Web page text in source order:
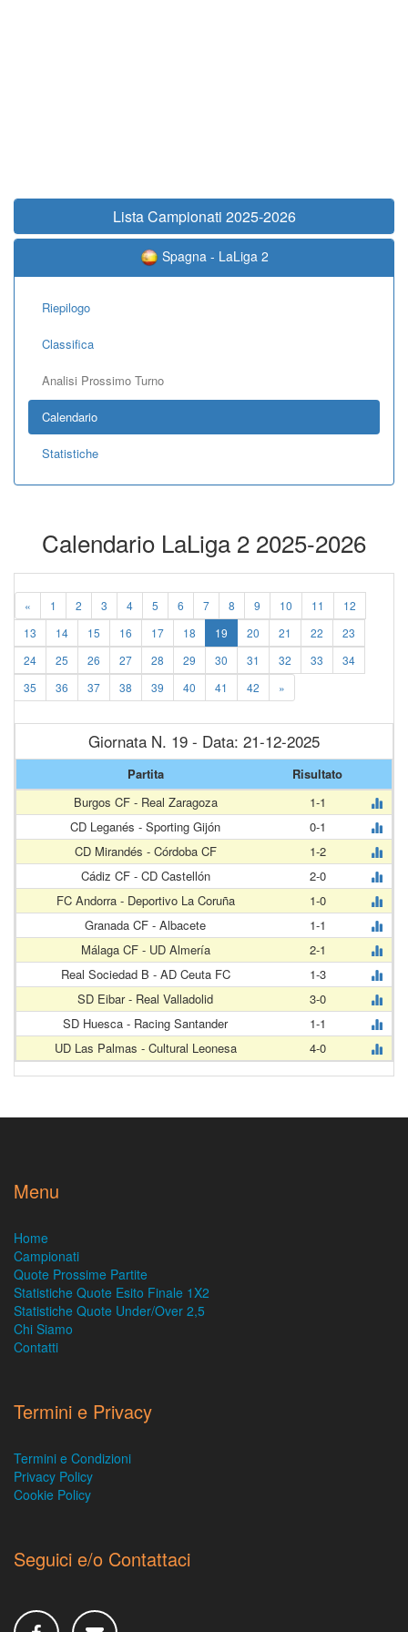
Lista Campionati 2025-2026
Spagna - LaLiga 2
Riepilogo
Classifica
Analisi Prossimo Turno
Calendario
Statistiche
Calendario LaLiga 2 2025-2026
« 1 2 3 4 5 6 7 8 9 10 11
12
13
14 15 16 17 18 19 20 21 22
23
24
25 26 27 28 29 30 31 32 33
34
35
36 37 38 39 40 41 42 »
Giornata N. 19 - Data: 21-12-2025
Partita
Risultato
Burgos CF - Real Zaragoza
1-1
CD Leganés - Sporting Gijón
0-1
CD Mirandés - Córdoba CF
1-2
Cádiz CF - CD Castellón
2-0
FC Andorra - Deportivo La Coruña
1-0
Granada CF - Albacete
1-1
Málaga CF - UD Almería
2-1
Real Sociedad B - AD Ceuta FC
1-3
SD Eibar - Real Valladolid
3-0
SD Huesca - Racing Santander
1-1
UD Las Palmas - Cultural Leonesa
4-0
Menu
Home
Campionati
Quote Prossime Partite
Statistiche Quote Esito Finale 1X2
Statistiche Quote Under/Over 2,5
Chi Siamo
Contatti
Termini e Privacy
Termini e Condizioni
Privacy Policy
Cookie Policy
Seguici e/o Contattaci